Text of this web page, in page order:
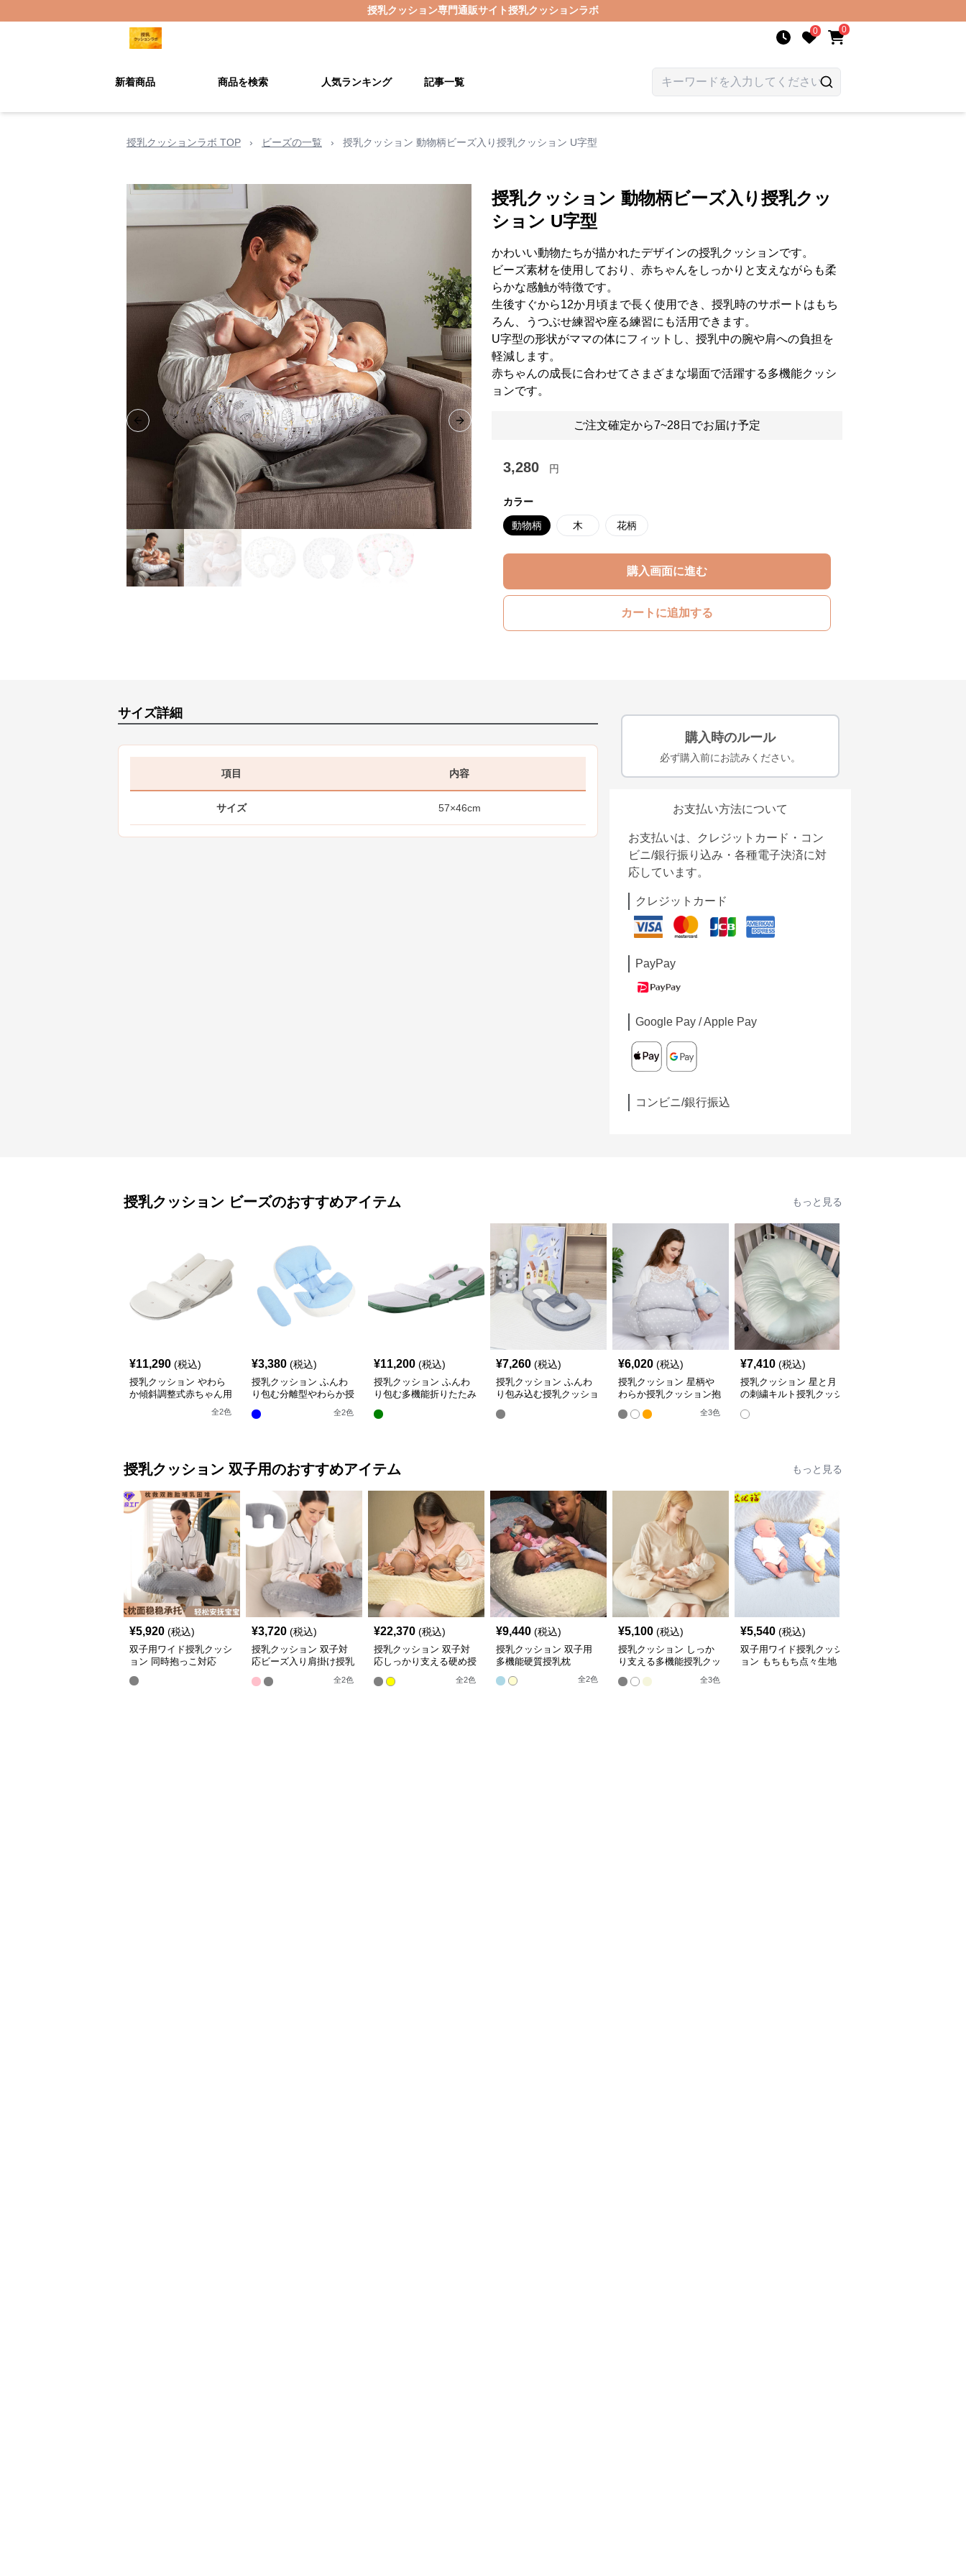
授乳クッション専門通販サイト授乳クッションラボ
0 0
新着商品 商品を検索 人気ランキング 記事一覧
授乳クッションラボ TOP › ビーズの一覧 › 授乳クッション 動物柄ビーズ入り授乳クッション U字型
Previous slide Next slide
授乳クッション 動物柄ビーズ入り授乳クッ
ション U字型
かわいい動物たちが描かれたデザインの授乳クッションです。
ビーズ素材を使用しており、赤ちゃんをしっかりと支えながらも柔
らかな感触が特徴です。
生後すぐから12か月頃まで長く使用でき、授乳時のサポートはもち
ろん、うつぶせ練習や座る練習にも活用できます。
U字型の形状がママの体にフィットし、授乳中の腕や肩への負担を
軽減します。
赤ちゃんの成長に合わせてさまざまな場面で活躍する多機能クッシ
ョンです。
ご注文確定から7~28日でお届け予定
3,280 円
カラー
動物柄 木 花柄
購入画面に進む
カートに追加する
サイズ詳細
項目 内容
サイズ 57×46cm
購入時のルール
必ず購入前にお読みください。
お支払い方法について
お支払いは、クレジットカード・コン
ビニ/銀行振り込み・各種電子決済に対
応しています。
クレジットカード
PayPay
Google Pay / Apple Pay
コンビニ/銀行振込
授乳クッション ビーズのおすすめアイテム もっと見る
¥11,290 (税込)
授乳クッション やわら
か傾斜調整式赤ちゃん用
全2色
¥3,380 (税込)
授乳クッション ふんわ
り包む分離型やわらか授
全2色
¥11,200 (税込)
授乳クッション ふんわ
り包む多機能折りたたみ
¥7,260 (税込)
授乳クッション ふんわ
り包み込む授乳クッショ
¥6,020 (税込)
授乳クッション 星柄や
わらか授乳クッション抱
き枕兼用多機能タイプ
全3色
¥7,410 (税込)
授乳クッション 星と月
の刺繍キルト授乳クッシ
授乳クッション 双子用のおすすめアイテム もっと見る
¥5,920 (税込)
双子用ワイド授乳クッシ
ョン 同時抱っこ対応
¥3,720 (税込)
授乳クッション 双子対
応ビーズ入り肩掛け授乳
全2色
¥22,370 (税込)
授乳クッション 双子対
応しっかり支える硬め授
全2色
¥9,440 (税込)
授乳クッション 双子用
多機能硬質授乳枕
全2色
¥5,100 (税込)
授乳クッション しっか
り支える多機能授乳クッ
全3色
¥5,540 (税込)
双子用ワイド授乳クッシ
ョン もちもち点々生地